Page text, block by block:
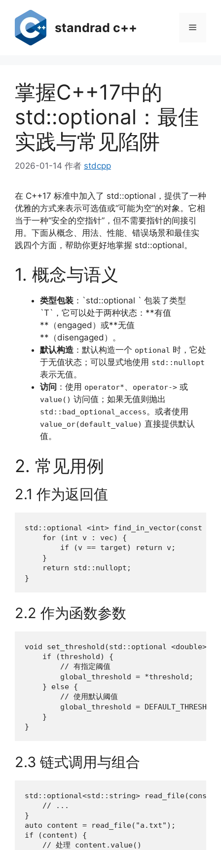
standrad c++ 菜
掌握C++17中的
std::optional：最佳
实践与常见陷阱
2026-01-14 作者 stdcpp
在 C++17 标准中加入了 std::optional，提供了一种
优雅的方式来表示可选值或“可能为空”的对象。它相
当于一种“安全的空指针”，但不需要指针的间接引
用。下面从概念、用法、性能、错误场景和最佳实
践四个方面，帮助你更好地掌握 std::optional。
1. 概念与语义
类型包装 ：`std::optional ` 包装了类型
`T`，它可以处于两种状态：**有值
**（engaged）或**无值
**（disengaged）。
默认构造 ：默认构造一个 optional 时，它处
于无值状态；可以显式地使用 std::nullopt
表示无值。
访问 ：使用 operator*、 operator-> 或
value() 访问值；如果无值则抛出
std::bad_optional_access。或者使用
value_or(default_value) 直接提供默认
值。
2. 常见用例
2.1 作为返回值
std::optional <int> find_in_vector(const
    for (int v : vec) {
if (v == target) return v;
    }
return std::nullopt;
}
2.2 作为函数参数
void set_threshold(std::optional <double>
    if (threshold) {
        // 有指定阈值
        global_threshold = *threshold;
    } else {
        // 使用默认阈值
global_threshold =
    }
}
2.3 链式调用与组合
std::optional<std::string> read_file(const
    // ...
}
auto content = read_file("a.txt");
if (content) {
    // 处理 content.value()